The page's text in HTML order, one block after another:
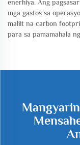
enerhiya. Ang
mga gastos sa
maliit na carbon
para sa pamamahala